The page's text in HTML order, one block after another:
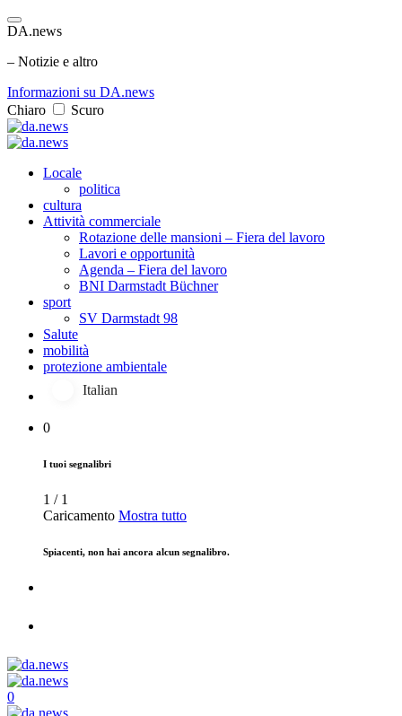
DA.news
– Notizie e altro
Informazioni su DA.news
Chiaro
Scuro
Locale
politica
cultura
Attività commerciale
Rotazione delle mansioni – Fiera del lavoro
Lavori e opportunità
Agenda – Fiera del lavoro
BNI Darmstadt Büchner
sport
SV Darmstadt 98
Salute
mobilità
protezione ambientale
Italian
0
I tuoi segnalibri
1 / 1
Caricamento Mostra tutto
Spiacenti, non hai ancora alcun segnalibro.
0